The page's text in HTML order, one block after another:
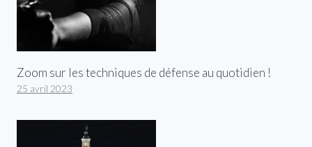
Zoom sur les techniques de défense au quotidien !
25 avril 2023